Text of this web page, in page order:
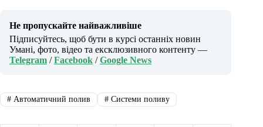
Не пропускайте найважливіше
Підписуйтесь, щоб бути в курсі останніх новин
Умані, фото, відео та ексклюзивного контенту —
Telegram /Facebook /Google News
#Автоматичний полив #Системи поливу